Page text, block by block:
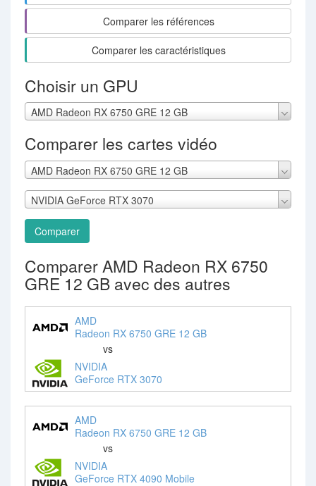
Comparer les références
Comparer les caractéristiques
Choisir un GPU
AMD Radeon RX 6750 GRE 12 GB
Comparer les cartes vidéo
AMD Radeon RX 6750 GRE 12 GB
NVIDIA GeForce RTX 3070
Comparer
Comparer AMD Radeon RX 6750
GRE 12 GB avec des autres
AMD
Radeon RX 6750 GRE 12 GB
vs
NVIDIA
GeForce RTX 3070
AMD
Radeon RX 6750 GRE 12 GB
vs
NVIDIA
GeForce RTX 4090 Mobile